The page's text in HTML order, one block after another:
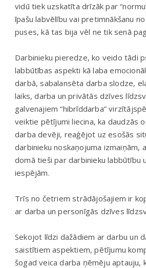
vidū tiek uzskatīta drīzāk par
īpašu labvēlību vai pretimnākšanu
puses, kā tas bija vēl ne tik senā
Darbinieku pieredze, ko veido tādi
labbūtības aspekti kā laba
darbā, sabalansēta darba slodze,
laiks, darba un privātās dzīves
galvenajiem “hibrīddarba”
veiktie pētījumi liecina, ka daudzās
darba devēji, reaģējot uz esošās
darbinieku noskaņojuma izmaiņām,
domā tieši par darbinieku labbūtību
iespējām.
Trīs no četriem strādājošajiem ir
ar darba un personīgās dzīves
Sekojot līdzi dažādiem ar darbu un
saistītiem aspektiem, pētījumu
šogad veica darba ņēmēju aptauju,